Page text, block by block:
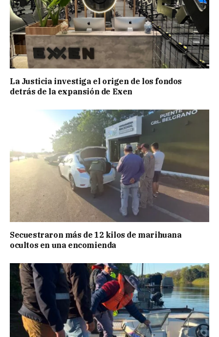
La Justicia investiga el origen de los fondos
detrás de la expansión de Exen
Secuestraron más de 12 kilos de marihuana
ocultos en una encomienda